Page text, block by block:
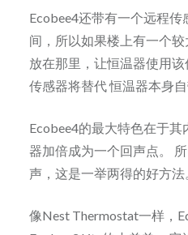
Ecobee4还带有一个远程
间，所以如果楼上有一个
放在那里，让恒温器使用
传感器将替代 恒温器本身自
Ecobee4的最大特色在于
器加倍成为一个回声点。
声，这是一举两得的好方法
像Nest Thermostat一样，